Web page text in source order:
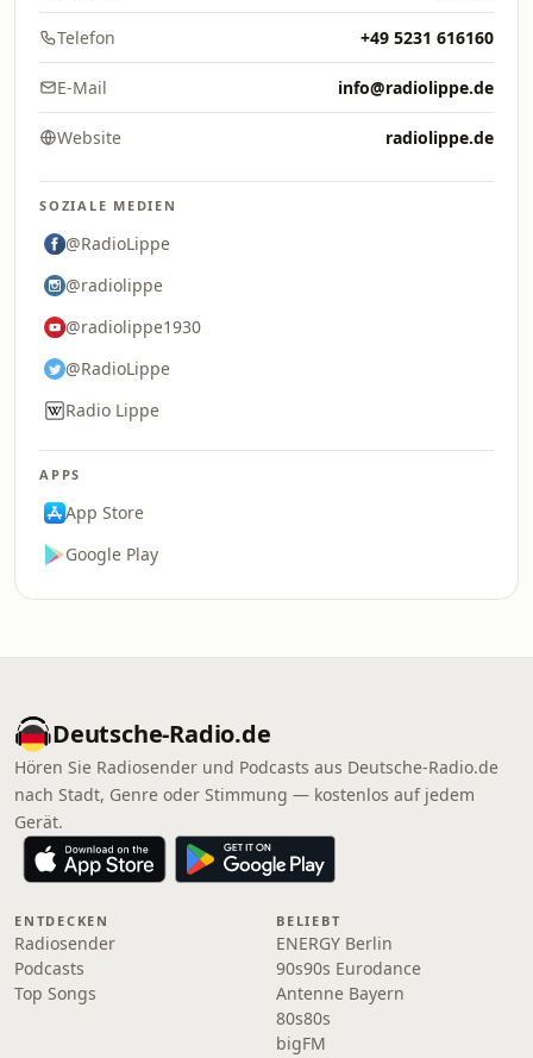
Telefon +49 5231 616160
E-Mail info@radiolippe.de
Website radiolippe.de
SOZIALE MEDIEN
@RadioLippe
@radiolippe
@radiolippe1930
@RadioLippe
Radio Lippe
APPS
App Store
Google Play
Deutsche-Radio.de
Hören Sie Radiosender und Podcasts aus Deutsche-Radio.de
nach Stadt, Genre oder Stimmung — kostenlos auf jedem
Gerät.
ENTDECKEN
Radiosender
Podcasts
Top Songs
BELIEBT
ENERGY Berlin
90s90s Eurodance
Antenne Bayern
80s80s
bigFM